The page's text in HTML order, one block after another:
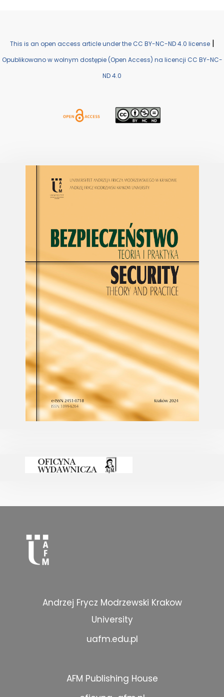
This is an open access article under the CC BY-NC-ND 4.0 license|
Opublikowano w wolnym dostępie (Open Access) na licencji CC BY-NC-
ND 4.0
Andrzej Frycz Modrzewski Krakow
University
uafm.edu.pl
AFM Publishing House